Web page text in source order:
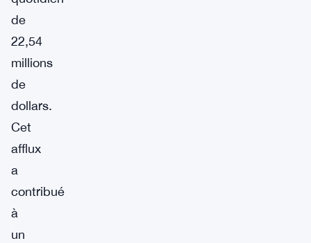
de
22,54
millions
de
dollars.
Cet
afflux
a
contribué
à
un